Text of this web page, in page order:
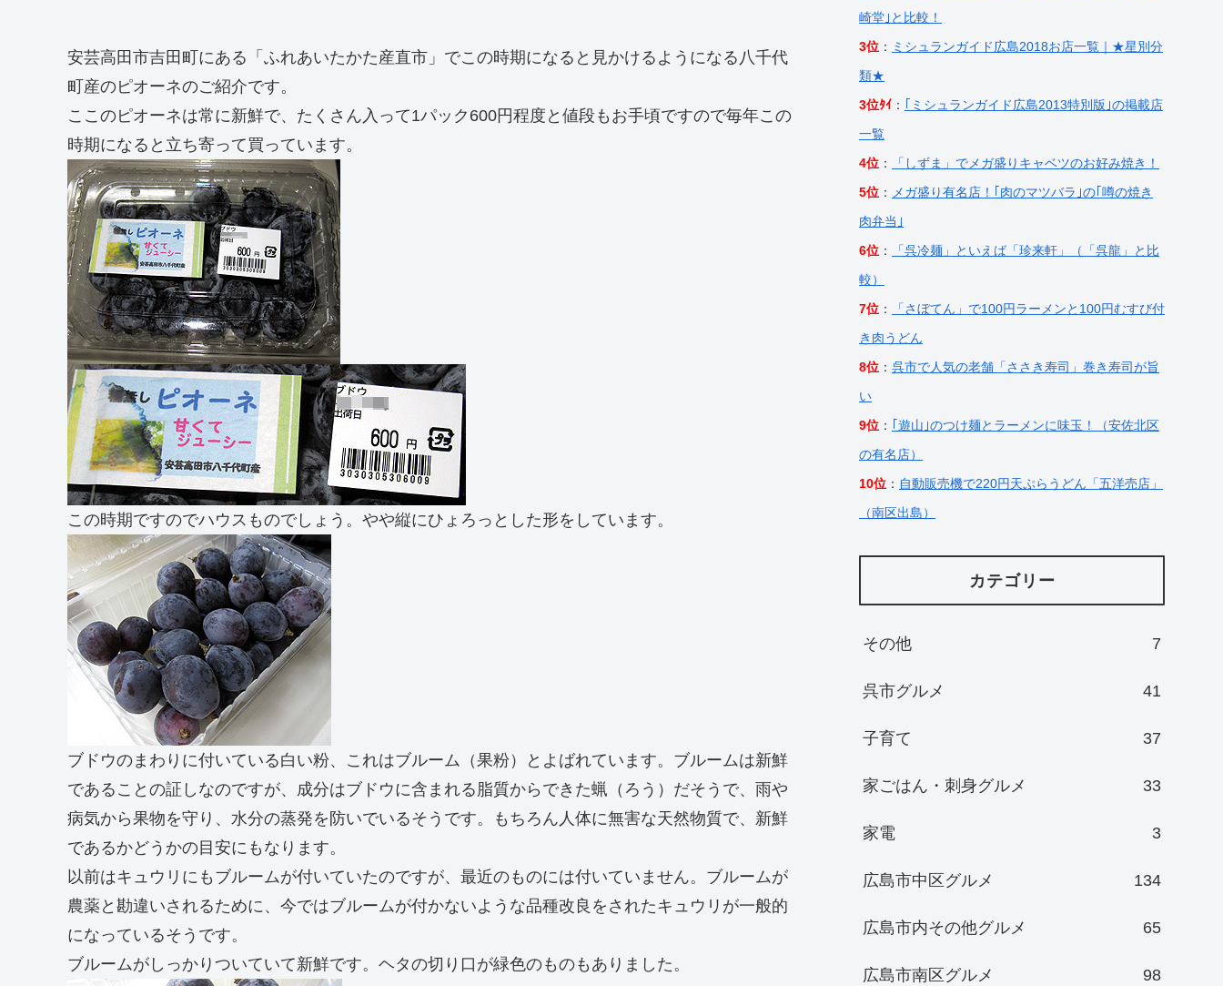
安芸高田市吉田町にある「ふれあいたかた産直市」でこの時期になると見かけるようになる八千代
町産のピオーネのご紹介です。
ここのピオーネは常に新鮮で、たくさん入って1パック600円程度と値段もお手頃ですので毎年この
時期になると立ち寄って買っています。
この時期ですのでハウスものでしょう。やや縦にひょろっとした形をしています。
ブドウのまわりに付いている白い粉、これはブルーム（果粉）とよばれています。ブルームは新鮮
であることの証しなのですが、成分はブドウに含まれる脂質からできた蝋（ろう）だそうで、雨や
病気から果物を守り、水分の蒸発を防いでいるそうです。もちろん人体に無害な天然物質で、新鮮
であるかどうかの目安にもなります。
以前はキュウリにもブルームが付いていたのですが、最近のものには付いていません。ブルームが
農薬と勘違いされるために、今ではブルームが付かないような品種改良をされたキュウリが一般的
になっているそうです。
ブルームがしっかりついていて新鮮です。ヘタの切り口が緑色のものもありました。
崎堂｣と比較！
3位 ： ミシュランガイド広島2018お店一覧｜★星別分
類★
3位ﾀｲ ：
｢ミシュランガイド広島2013特別版｣の掲載店
一覧
4位 ：
「しずま」でメガ盛りキャベツのお好み焼き！
5位 ：
メガ盛り有名店！｢肉のマツバラ｣の｢噂の焼き
肉弁当｣
6位 ：
「呉冷麺」といえば「珍来軒」（「呉龍」と比
較）
7位 ：
「さぼてん」で100円ラーメンと100円むすび付
き肉うどん
8位 ： 呉市で人気の老舗「ささき寿司」巻き寿司が旨
い
9位 ：
｢遊山｣のつけ麺とラーメンに味玉！（安佐北区
の有名店）
10位 ： 自動販売機で220円天ぷらうどん「五洋売店」
（南区出島）
カテゴリー
その他 7
呉市グルメ 41
子育て 37
家ごはん・刺身グルメ 33
家電 3
広島市中区グルメ 134
広島市内その他グルメ 65
広島市南区グルメ 98